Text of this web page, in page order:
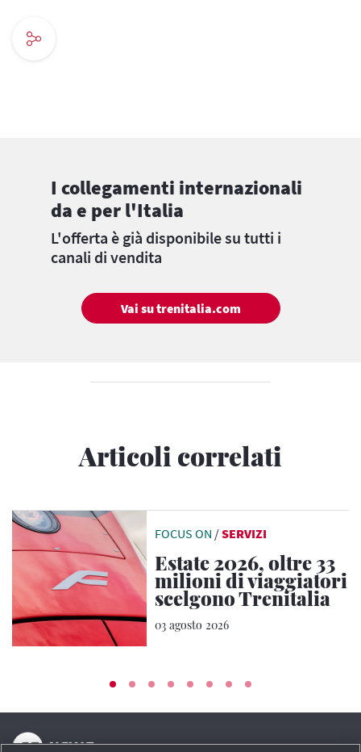
I collegamenti internazionali
da e per l'Italia
L'offerta è già disponibile su tutti i
canali di vendita
Vai su trenitalia.com
Articoli correlati
FOCUS ON /SERVIZI
Estate 2026, oltre 33
milioni di viaggiatori
scelgono Trenitalia
03 agosto 2026